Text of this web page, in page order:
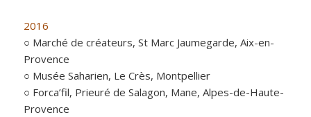
2016
○ Marché de créateurs, St Marc Jaumegarde, Aix-en-
Provence
○ Musée Saharien, Le Crès, Montpellier
○ Forca’fil, Prieuré de Salagon, Mane, Alpes-de-Haute-
Provence